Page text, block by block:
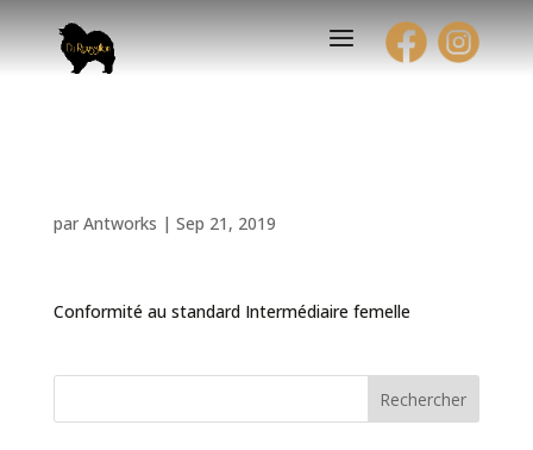
par Antworks | Sep 21, 2019
Conformité au standard Intermédiaire femelle
Rechercher